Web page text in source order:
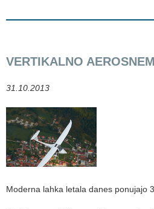
VERTIKALNO
31.10.2013
Moderna lahka letala danes ponujajo